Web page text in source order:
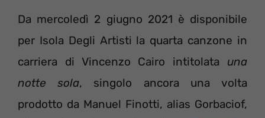
Da mercoledì 2 giugno 2021 è disponibile
per Isola Degli Artisti la quarta canzone in
carriera di Vincenzo Cairo intitolata una
notte sola, singolo ancora una volta
prodotto da Manuel Finotti, alias Gorbaciof,